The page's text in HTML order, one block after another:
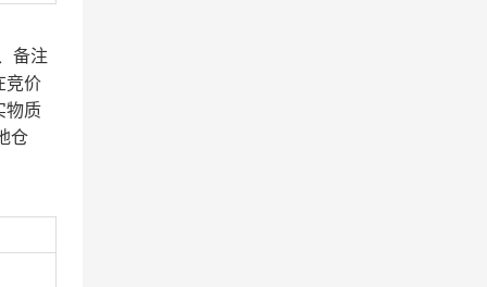
备注
竞价
物质
仓